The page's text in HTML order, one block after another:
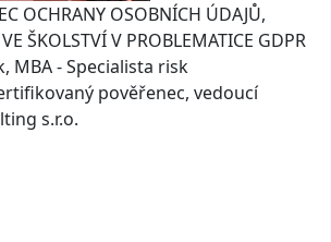
OCHRANY OSOBNÍCH ÚDAJŮ,
ŠKOLSTVÍ V PROBLEMATICE GDPR
MBA - Specialista risk
pověřenec, vedoucí
s.r.o.